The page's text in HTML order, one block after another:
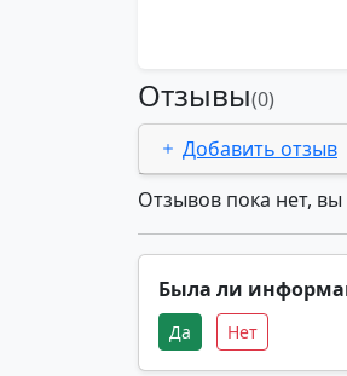
Отзывы(0)
Добавить отзыв
Отзывов пока нет,
Была ли
Да Нет